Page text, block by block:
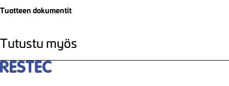
Tuotteen dokumentit
Tutustu myös